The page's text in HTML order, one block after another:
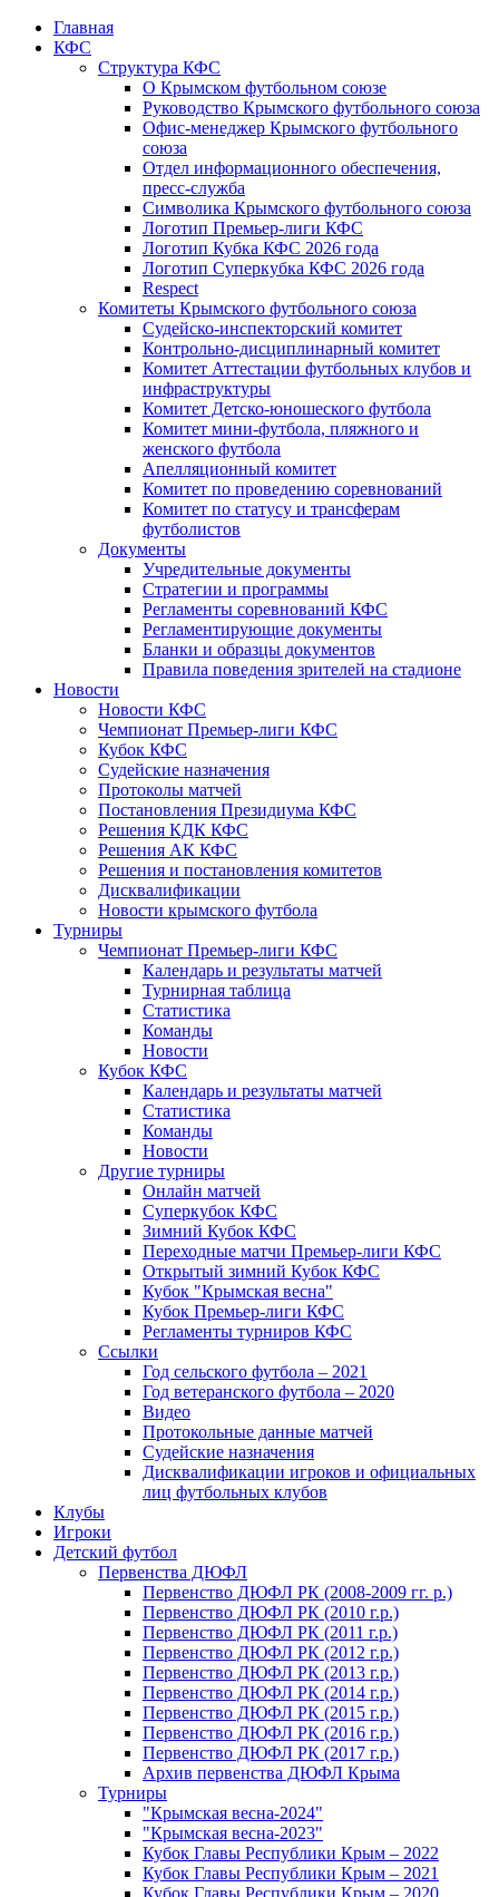
Главная
КФС
Структура КФС
О Крымском футбольном союзе
Руководство Крымского футбольного союза
Офис-менеджер Крымского футбольного
союза
Отдел информационного обеспечения,
пресс-служба
Символика Крымского футбольного союза
Логотип Премьер-лиги КФС
Логотип Кубка КФС 2026 года
Логотип Суперкубка КФС 2026 года
Respect
Комитеты Крымского футбольного союза
Судейско-инспекторский комитет
Контрольно-дисциплинарный комитет
Комитет Аттестации футбольных клубов и
инфраструктуры
Комитет Детско-юношеского футбола
Комитет мини-футбола, пляжного и
женского футбола
Апелляционный комитет
Комитет по проведению соревнований
Комитет по статусу и трансферам
футболистов
Документы
Учредительные документы
Стратегии и программы
Регламенты соревнований КФС
Регламентирующие документы
Бланки и образцы документов
Правила поведения зрителей на стадионе
Новости
Новости КФС
Чемпионат Премьер-лиги КФС
Кубок КФС
Судейские назначения
Протоколы матчей
Постановления Президиума КФС
Решения КДК КФС
Решения АК КФС
Решения и постановления комитетов
Дисквалификации
Новости крымского футбола
Турниры
Чемпионат Премьер-лиги КФС
Календарь и результаты матчей
Турнирная таблица
Статистика
Команды
Новости
Кубок КФС
Календарь и результаты матчей
Статистика
Команды
Новости
Другие турниры
Онлайн матчей
Суперкубок КФС
Зимний Кубок КФС
Переходные матчи Премьер-лиги КФС
Открытый зимний Кубок КФС
Кубок "Крымская весна"
Кубок Премьер-лиги КФС
Регламенты турниров КФС
Ссылки
Год сельского футбола – 2021
Год ветеранского футбола – 2020
Видео
Протокольные данные матчей
Судейские назначения
Дисквалификации игроков и официальных
лиц футбольных клубов
Клубы
Игроки
Детский футбол
Первенства ДЮФЛ
Первенство ДЮФЛ РК (2008-2009 гг. р.)
Первенство ДЮФЛ РК (2010 г.р.)
Первенство ДЮФЛ РК (2011 г.р.)
Первенство ДЮФЛ РК (2012 г.р.)
Первенство ДЮФЛ РК (2013 г.р.)
Первенство ДЮФЛ РК (2014 г.р.)
Первенство ДЮФЛ РК (2015 г.р.)
Первенство ДЮФЛ РК (2016 г.р.)
Первенство ДЮФЛ РК (2017 г.р.)
Архив первенства ДЮФЛ Крыма
Турниры
"Крымская весна-2024"
"Крымская весна-2023"
Кубок Главы Республики Крым – 2022
Кубок Главы Республики Крым – 2021
Кубок Главы Республики Крым – 2020